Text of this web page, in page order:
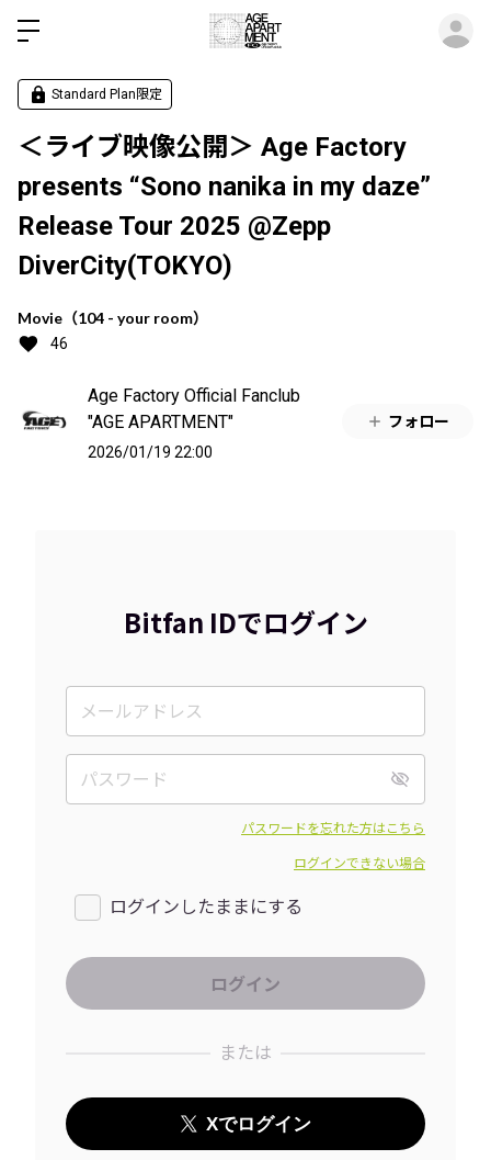
Standard Plan限定
＜ライブ映像公開＞ Age Factory
presents “Sono nanika in my daze”
Release Tour 2025 @Zepp
DiverCity(TOKYO)
Movie（104 - your room）
46
Age Factory Official Fanclub
"AGE APARTMENT"
2026/01/19 22:00
フォロー
Bitfan IDでログイン
パスワードを忘れた方はこちら
ログインできない場合
ログインしたままにする
または
Xでログイン